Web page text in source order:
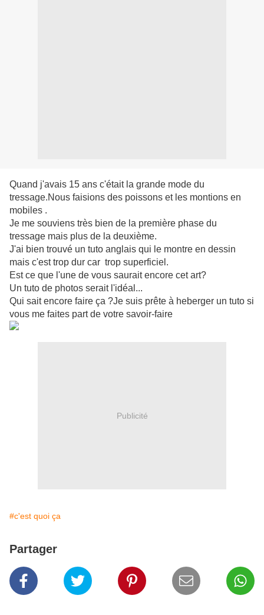
Quand j'avais 15 ans c'était la grande mode du
tressage.Nous faisions des poissons et les montions en
mobiles .
Je me souviens très bien de la première phase du
tressage mais plus de la deuxième.
J'ai bien trouvé un tuto anglais qui le montre en dessin
mais c'est trop dur car trop superficiel.
Est ce que l'une de vous saurait encore cet art?
Un tuto de photos serait l'idéal...
Qui sait encore faire ça ?Je suis prête à heberger un tuto si
vous me faites part de votre savoir-faire
Publicité
#c'est quoi ça
Partager